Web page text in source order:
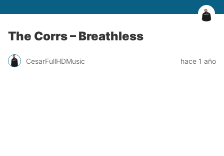
The Corrs – Breathless
CesarFullHDMusic hace 1 año